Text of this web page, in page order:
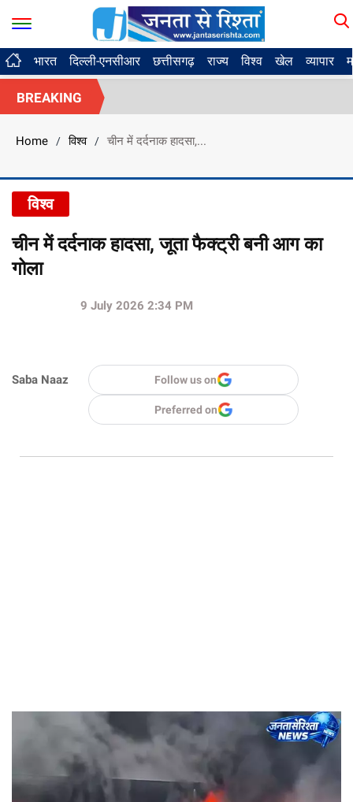
भारत दिल्ली-एनसीआर छत्तीसगढ़ राज्य विश्व खेल व्यापार
BREAKING
Home / विश्व / चीन में दर्दनाक हादसा,...
विश्व
चीन में दर्दनाक हादसा, जूता फैक्ट्री बनी आग का
गोला
Saba Naaz
9 July 2026 2:34 PM
Follow us on
Preferred on